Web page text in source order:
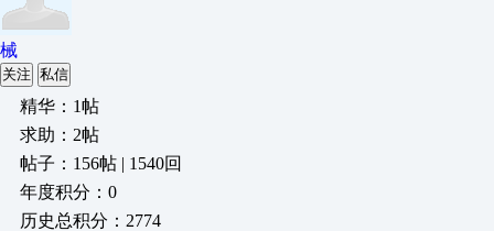
械
关注 私信
精华：1帖
求助：2帖
帖子：156帖 | 1540回
年度积分：0
历史总积分：2774